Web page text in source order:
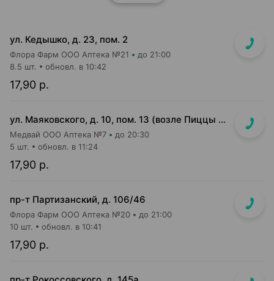
ул. Кедышко, д. 23, пом. 2
Флора Фарм ООО Аптека №21 до 21:00
17,90 р.
8.5 шт. обновл. в 10:42
ул. Маяковского, д. 10, пом. 13 (возле Пиццы Мании)
Медвай ООО Аптека №7 до 20:30
17,90 р.
5 шт. обновл. в 11:24
пр-т Партизанский, д. 106/46
Флора Фарм ООО Аптека №20 до 21:00
17,90 р.
10 шт. обновл. в 10:41